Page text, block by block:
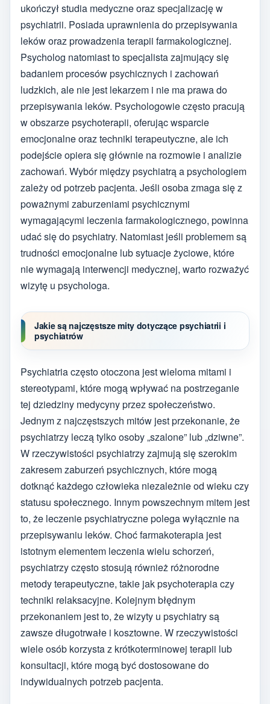
ukończył studia medyczne oraz specjalizację w
psychiatrii. Posiada uprawnienia do przepisywania
leków oraz prowadzenia terapii farmakologicznej.
Psycholog natomiast to specjalista zajmujący się
badaniem procesów psychicznych i zachowań
ludzkich, ale nie jest lekarzem i nie ma prawa do
przepisywania leków. Psychologowie często pracują
w obszarze psychoterapii, oferując wsparcie
emocjonalne oraz techniki terapeutyczne, ale ich
podejście opiera się głównie na rozmowie i analizie
zachowań. Wybór między psychiatrą a psychologiem
zależy od potrzeb pacjenta. Jeśli osoba zmaga się z
poważnymi zaburzeniami psychicznymi
wymagającymi leczenia farmakologicznego, powinna
udać się do psychiatry. Natomiast jeśli problemem są
trudności emocjonalne lub sytuacje życiowe, które
nie wymagają interwencji medycznej, warto rozważyć
wizytę u psychologa.
Jakie są najczęstsze mity dotyczące psychiatrii i
psychiatrów
Psychiatria często otoczona jest wieloma mitami i
stereotypami, które mogą wpływać na postrzeganie
tej dziedziny medycyny przez społeczeństwo.
Jednym z najczęstszych mitów jest przekonanie, że
psychiatrzy leczą tylko osoby „szalone” lub „dziwne”.
W rzeczywistości psychiatrzy zajmują się szerokim
zakresem zaburzeń psychicznych, które mogą
dotknąć każdego człowieka niezależnie od wieku czy
statusu społecznego. Innym powszechnym mitem jest
to, że leczenie psychiatryczne polega wyłącznie na
przepisywaniu leków. Choć farmakoterapia jest
istotnym elementem leczenia wielu schorzeń,
psychiatrzy często stosują również różnorodne
metody terapeutyczne, takie jak psychoterapia czy
techniki relaksacyjne. Kolejnym błędnym
przekonaniem jest to, że wizyty u psychiatry są
zawsze długotrwałe i kosztowne. W rzeczywistości
wiele osób korzysta z krótkoterminowej terapii lub
konsultacji, które mogą być dostosowane do
indywidualnych potrzeb pacjenta.